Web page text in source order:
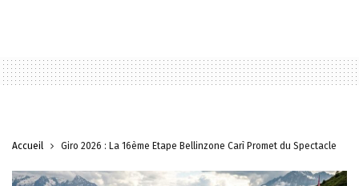
Accueil Giro 2026 : La 16ème Étape Bellinzone Carì Promet du Spectacle